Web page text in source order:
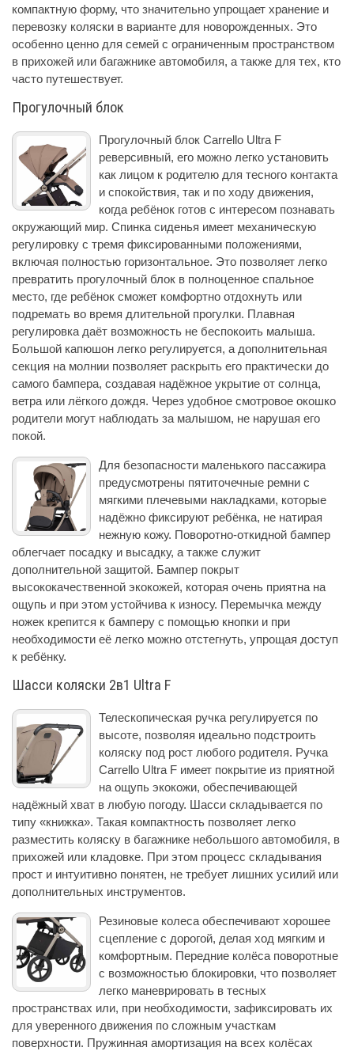
компактную форму, что значительно упрощает хранение и
перевозку коляски в варианте для новорожденных. Это
особенно ценно для семей с ограниченным пространством
в прихожей или багажнике автомобиля, а также для тех, кто
часто путешествует.
Прогулочный блок
Прогулочный блок Carrello Ultra F
реверсивный, его можно легко установить
как лицом к родителю для тесного контакта
и спокойствия, так и по ходу движения,
когда ребёнок готов с интересом познавать
окружающий мир. Спинка сиденья имеет механическую
регулировку с тремя фиксированными положениями,
включая полностью горизонтальное. Это позволяет легко
превратить прогулочный блок в полноценное спальное
место, где ребёнок сможет комфортно отдохнуть или
подремать во время длительной прогулки. Плавная
регулировка даёт возможность не беспокоить малыша.
Большой капюшон легко регулируется, а дополнительная
секция на молнии позволяет раскрыть его практически до
самого бампера, создавая надёжное укрытие от солнца,
ветра или лёгкого дождя. Через удобное смотровое окошко
родители могут наблюдать за малышом, не нарушая его
покой.
Для безопасности маленького пассажира
предусмотрены пятиточечные ремни с
мягкими плечевыми накладками, которые
надёжно фиксируют ребёнка, не натирая
нежную кожу. Поворотно-откидной бампер
облегчает посадку и высадку, а также служит
дополнительной защитой. Бампер покрыт
высококачественной экокожей, которая очень приятна на
ощупь и при этом устойчива к износу. Перемычка между
ножек крепится к бамперу с помощью кнопки и при
необходимости её легко можно отстегнуть, упрощая доступ
к ребёнку.
Шасси коляски 2в1 Ultra F
Телескопическая ручка регулируется по
высоте, позволяя идеально подстроить
коляску под рост любого родителя. Ручка
Carrello Ultra F имеет покрытие из приятной
на ощупь экокожи, обеспечивающей
надёжный хват в любую погоду. Шасси складывается по
типу «книжка». Такая компактность позволяет легко
разместить коляску в багажнике небольшого автомобиля, в
прихожей или кладовке. При этом процесс складывания
прост и интуитивно понятен, не требует лишних усилий или
дополнительных инструментов.
Резиновые колеса обеспечивают хорошее
сцепление с дорогой, делая ход мягким и
комфортным. Передние колёса поворотные
с возможностью блокировки, что позволяет
легко маневрировать в тесных
пространствах или, при необходимости, зафиксировать их
для уверенного движения по сложным участкам
поверхности. Пружинная амортизация на всех колёсах